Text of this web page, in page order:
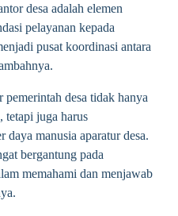
desa adalah elemen
pelayanan kepada
pusat koordinasi antara
desa tidak hanya
tetapi juga harus
daya manusia aparatur desa.
bergantung pada
memahami dan menjawab